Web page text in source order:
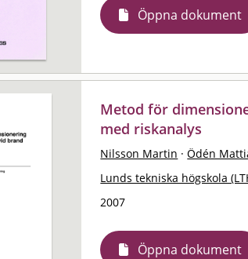
Öppna dokument
Metod för
med riskanalys
Nilsson Martin · Ödén
Lunds tekniska högskola
2007
Öppna dokument